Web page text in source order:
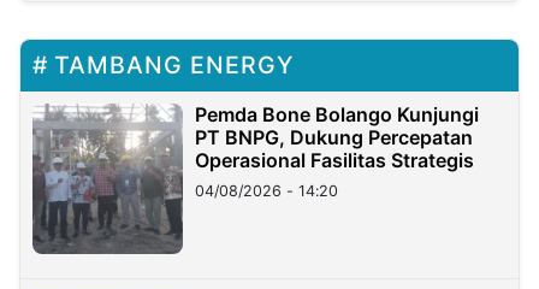
TAMBANG ENERGY
Pemda Bone Bolango Kunjungi
PT BNPG, Dukung Percepatan
Operasional Fasilitas Strategis
04/08/2026 - 14:20